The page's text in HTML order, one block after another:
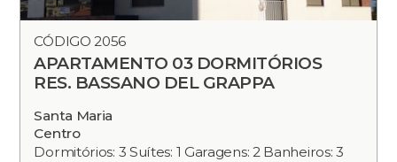
CÓDIGO 2056
APARTAMENTO 03 DORMITÓRIOS
RES. BASSANO DEL GRAPPA
Santa Maria
Centro
Dormitórios: 3 Suítes: 1 Garagens: 2 Banheiros: 3